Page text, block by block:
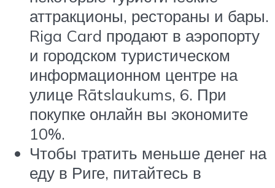
аттракционы, рестораны и бары.
Riga Card продают в аэропорту
и городском туристическом
информационном центре на
улице Rātslaukums, 6. При
покупке онлайн вы экономите
10%.
Чтобы тратить меньше денег на
еду в Риге, питайтесь в